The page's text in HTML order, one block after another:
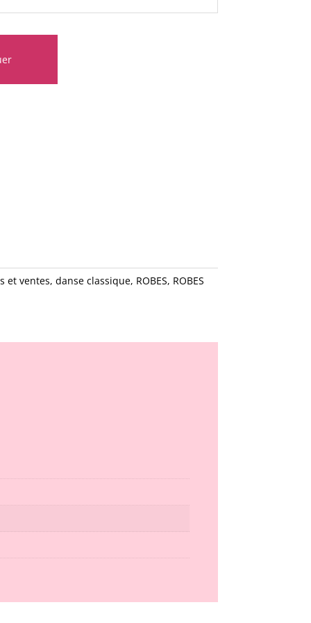
et ventes, danse classique, ROBES, ROBES